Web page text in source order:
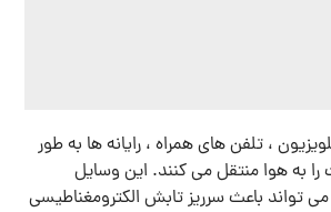
، تلفن های همراه ، رایانه ها به طور
به هوا منتقل می کنند. این وسایل
می تواند باعث سرریز تابش الکترومغناطیسی